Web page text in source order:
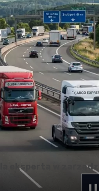
finansowaniu